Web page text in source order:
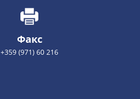
Факс
+359 (971) 60 216